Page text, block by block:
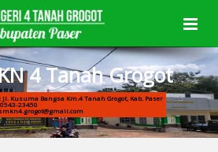
N 4 Tanah Grogot
Kusuma Bangsa Km.4 Tanah Grogot, Kab. Paser
23450